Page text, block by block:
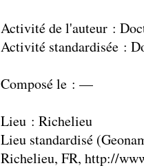
Activité de l'auteur :
Activité standardisée :
Composé le : —
Lieu : Richelieu
Lieu standardisé
Richelieu, FR, http://